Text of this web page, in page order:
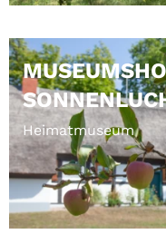
Heimatmuseum